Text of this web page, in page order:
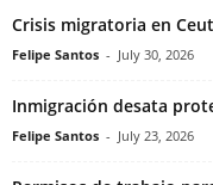
Crisis migratoria en
Felipe Santos - July 30, 2026
Inmigración desata
Felipe Santos - July 23, 2026